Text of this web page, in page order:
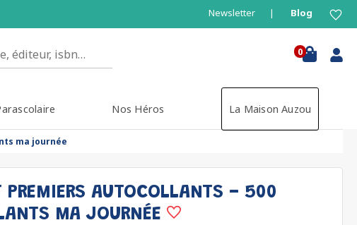
Newsletter Blog
0
Nos Héros La Maison Auzou
ma journée
PREMIERS AUTOCOLLANTS - 500
MA JOURNÉE